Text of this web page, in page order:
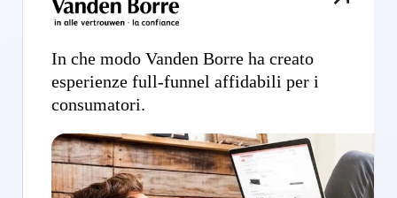
In che modo Vanden Borre ha creato
esperienze full-funnel affidabili per i
consumatori.